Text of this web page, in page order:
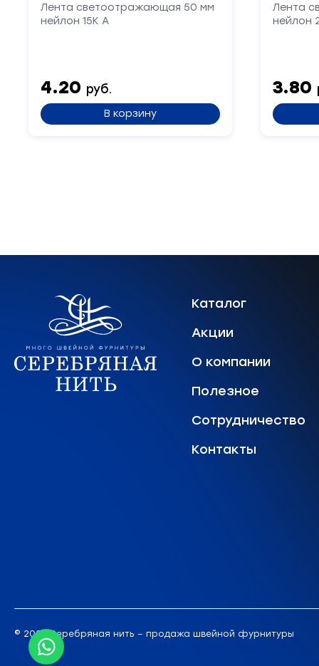
Лента светоотражающая 50 мм
нейлон 15К А
4.20 руб.
В корзину
Лента
нейлон
3.80
Каталог
Акции
О компании
Полезное
Сотрудничество
Контакты
© 2026 Серебряная нить – продажа швейной фурнитуры